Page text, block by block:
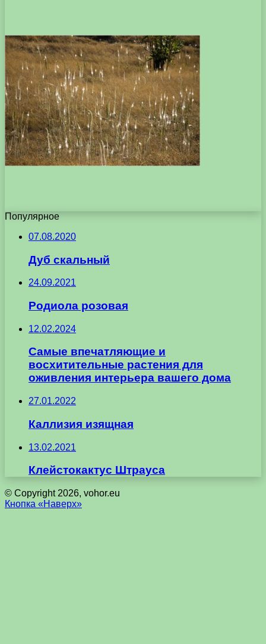
Популярное
07.08.2020
Дуб скальный
24.09.2021
Родиола розовая
12.02.2024
Самые впечатляющие и
восхитительные растения для
оживления интерьера вашего дома
27.01.2022
Каллизия изящная
13.02.2021
Клейстокактус Штрауса
© Copyright 2026, vohor.eu
Кнопка «Наверх»